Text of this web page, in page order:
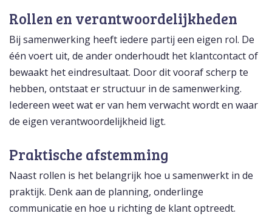
Rollen en verantwoordelijkheden
Bij samenwerking heeft iedere partij een eigen rol. De
één voert uit, de ander onderhoudt het klantcontact of
bewaakt het eindresultaat. Door dit vooraf scherp te
hebben, ontstaat er structuur in de samenwerking.
Iedereen weet wat er van hem verwacht wordt en waar
de eigen verantwoordelijkheid ligt.
Praktische afstemming
Naast rollen is het belangrijk hoe u samenwerkt in de
praktijk. Denk aan de planning, onderlinge
communicatie en hoe u richting de klant optreedt.